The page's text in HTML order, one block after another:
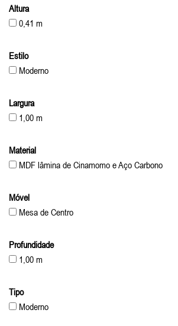
Altura
0,41 m
Estilo
Moderno
Largura
1,00 m
Material
MDF lâmina de Cinamomo e Aço Carbono
Móvel
Mesa de Centro
Profundidade
1,00 m
Tipo
Moderno